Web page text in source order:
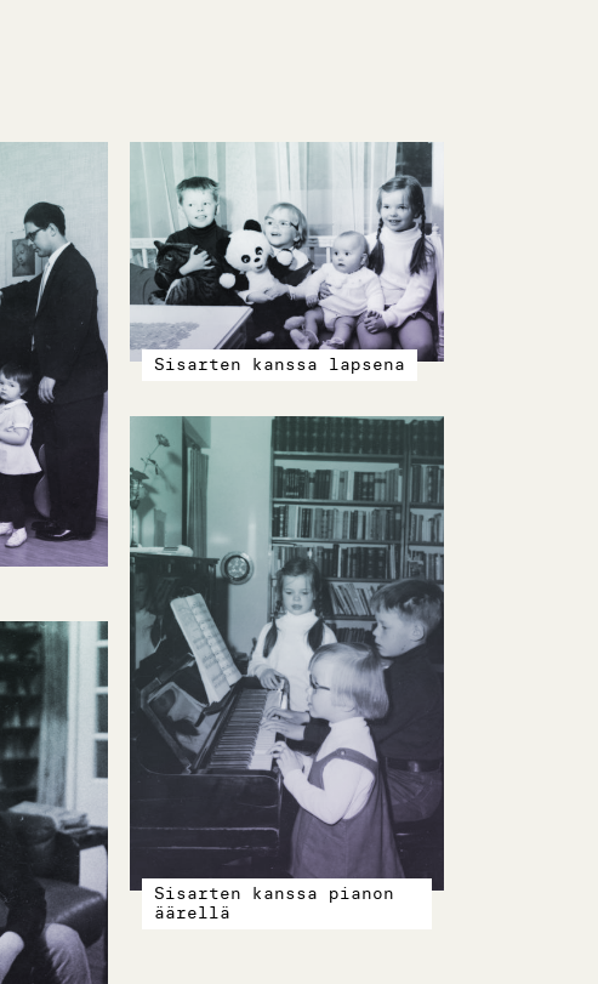
Sisarten kanssa lapsena
Sisarten kanssa pianon
äärellä